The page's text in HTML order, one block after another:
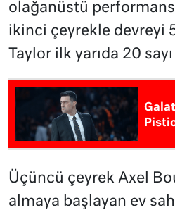
olağanüstü
ikinci çeyrekle devreyi
Taylor ilk yarıda 20
Üçüncü çeyrek Axel
almaya başlayan ev